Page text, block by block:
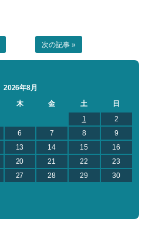
次の記事 »
2026年8月
木 金 土
日
1
2
6 7 8
9
13 14 15
16
20 21 22
23
27 28 29
30